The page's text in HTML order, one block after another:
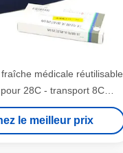
médicale réutilisable
28C - transport 8C
vaccinique
le meilleur prix